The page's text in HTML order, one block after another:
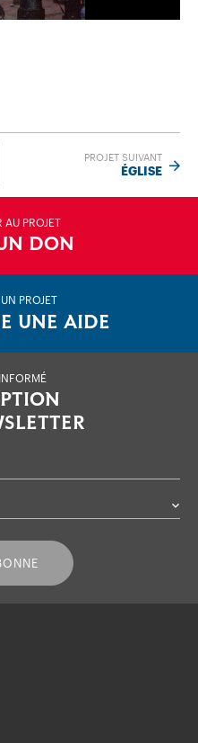
PROJET SUIVANT
ÉGLISE
AU PROJET
DON
PROJET
UNE AIDE